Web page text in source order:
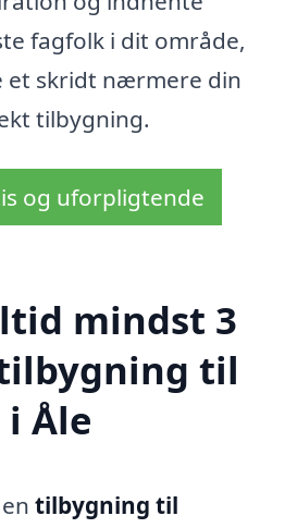
fagfolk i dit område,
et skridt nærmere din
tilbygning.
og uforpligtende
mindst 3
til
Åle
tilbygning til